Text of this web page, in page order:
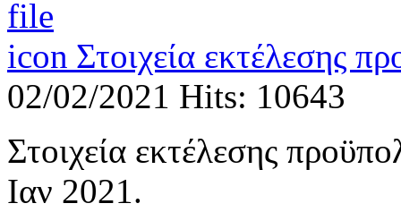
Στοιχεία εκτέλεσης
02/02/2021 Hits: 10643
Στοιχεία εκτέλεσης
Ιαν 2021.